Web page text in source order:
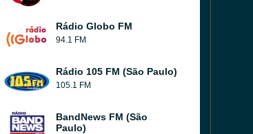
Rádio Globo FM
94.1 FM
Rádio 105 FM (São Paulo)
105.1 FM
BandNews FM (São
Paulo)